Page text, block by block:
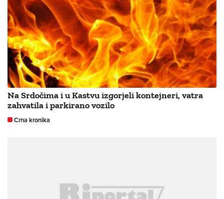
Na Srdočima i u Kastvu izgorjeli kontejneri, vatra
zahvatila i parkirano vozilo
Crna kronika